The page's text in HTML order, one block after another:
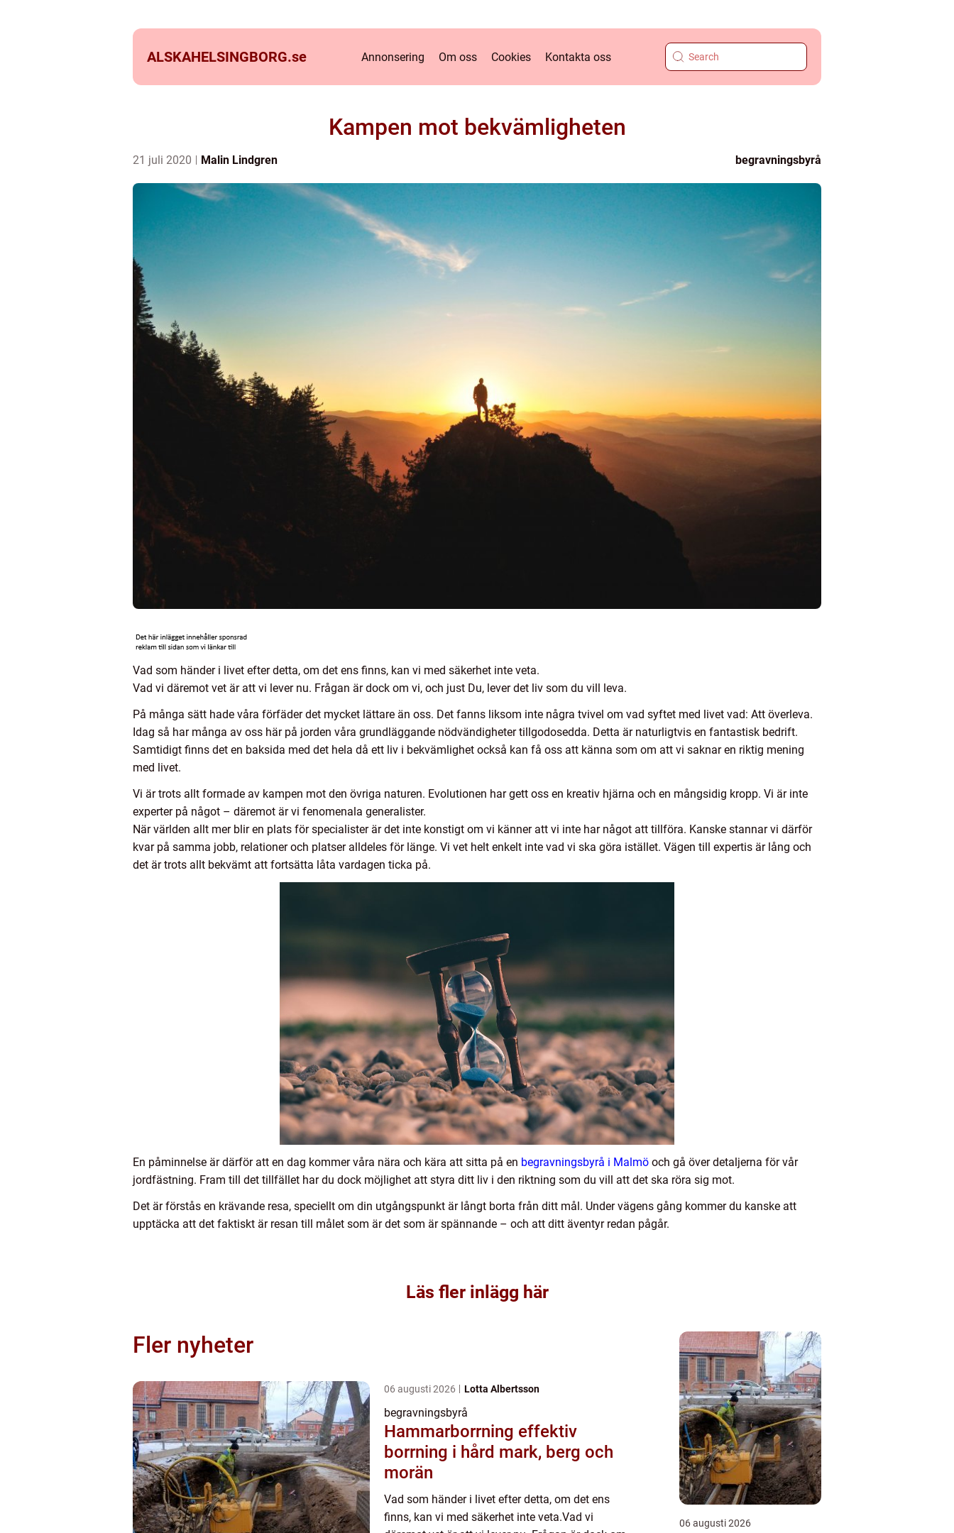
ALSKAHELSINGBORG.se Annonsering Om oss Cookies Kontakta oss
Kampen mot bekvämligheten
21 juli 2020 Malin Lindgren begravningsbyrå
Vad som händer i livet efter detta, om det ens finns, kan vi med säkerhet inte veta.
Vad vi däremot vet är att vi lever nu. Frågan är dock om vi, och just Du, lever det liv som du vill leva.
På många sätt hade våra förfäder det mycket lättare än oss. Det fanns liksom inte några tvivel om vad syftet med livet vad: Att överleva.
Idag så har många av oss här på jorden våra grundläggande nödvändigheter tillgodosedda. Detta är naturligtvis en fantastisk bedrift.
Samtidigt finns det en baksida med det hela då ett liv i bekvämlighet också kan få oss att känna som om att vi saknar en riktig mening
med livet.
Vi är trots allt formade av kampen mot den övriga naturen. Evolutionen har gett oss en kreativ hjärna och en mångsidig kropp. Vi är inte
experter på något – däremot är vi fenomenala generalister.
När världen allt mer blir en plats för specialister är det inte konstigt om vi känner att vi inte har något att tillföra. Kanske stannar vi därför
kvar på samma jobb, relationer och platser alldeles för länge. Vi vet helt enkelt inte vad vi ska göra istället. Vägen till expertis är lång och
det är trots allt bekvämt att fortsätta låta vardagen ticka på.
En påminnelse är därför att en dag kommer våra nära och kära att sitta på en begravningsbyrå i Malmö och gå över detaljerna för vår
jordfästning. Fram till det tillfället har du dock möjlighet att styra ditt liv i den riktning som du vill att det ska röra sig mot.
Det är förstås en krävande resa, speciellt om din utgångspunkt är långt borta från ditt mål. Under vägens gång kommer du kanske att
upptäcka att det faktiskt är resan till målet som är det som är spännande – och att ditt äventyr redan pågår.
Läs fler inlägg här
Fler nyheter
06 augusti 2026 Lotta Albertsson
begravningsbyrå
Hammarborrning effektiv
borrning i hård mark, berg och
morän
Vad som händer i livet efter detta, om det ens
finns, kan vi med säkerhet inte veta.Vad vi
06 augusti 2026